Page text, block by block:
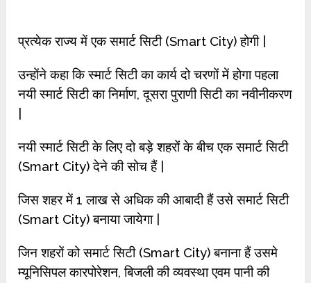
प्रत्येक राज्य में एक समार्ट सिटी (Smart City) होगी |
उन्होंने कहा कि स्मार्ट सिटी का कार्य दो चरणों में होगा पहला
नयी स्मार्ट सिटी का निर्माण, दूसरा पुराणी सिटी का नवीनीकरण
नयी स्मार्ट सिटी के लिए दो बड़े शहरों के बीच एक समार्ट सिटी
(Smart City) देने की सोच हैं |
जिस शहर में 1 लाख से अधिक की आबादी हैं उसे समार्ट सिटी
(Smart City) बनाया जायेगा |
जिन शहरों को समार्ट सिटी (Smart City) बनाना हैं उसमे
म्यूनिसिपल कारपोरेशन, बिजली की व्यवस्था एवम पानी की